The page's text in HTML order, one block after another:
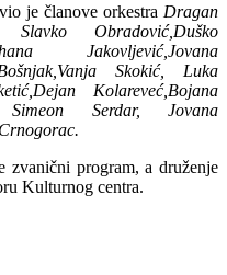
je članove orkestra Dragan
Obradović,Duško
Jakovljević,Jovana
Skokić, Luka
Kolareveć,Bojana
Serdar, Jovana
zvanični program, a druženje
Kulturnog centra.